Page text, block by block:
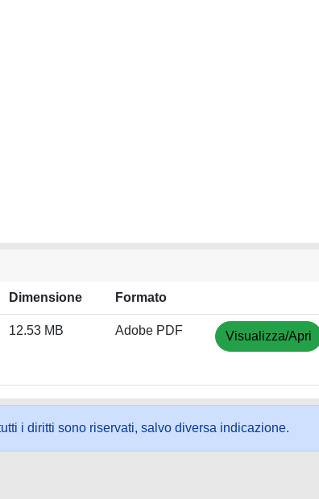
Dimensione Formato
12.53 MB Adobe PDF Visualizza/Apri
i diritti sono riservati, salvo diversa indicazione.